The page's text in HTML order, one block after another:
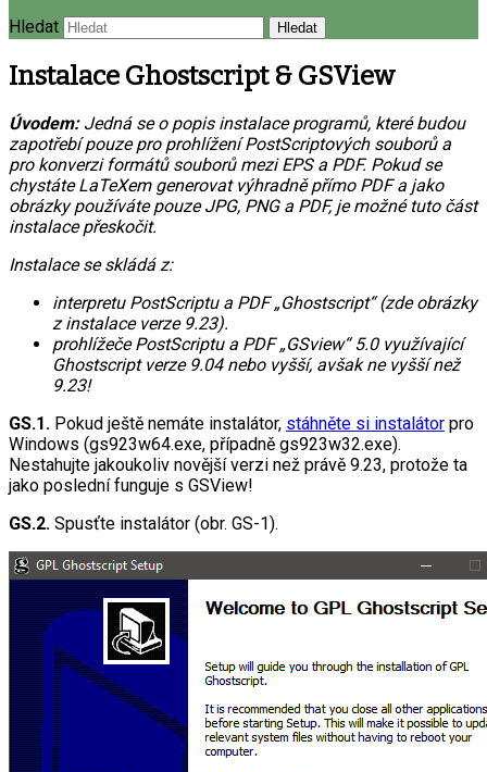
Hledat
Instalace Ghostscript & GSView
Úvodem:Jedná se o popis instalace programů, které budou
zapotřebí pouze pro prohlížení PostScriptových souborů a
pro konverzi formátů souborů mezi EPS a PDF. Pokud se
chystáte LaTeXem generovat výhradně přímo PDF a jako
obrázky používáte pouze JPG, PNG a PDF, je možné tuto část
instalace přeskočit.
Instalace se skládá z:
interpretu PostScriptu a PDF „Ghostscript“ (zde obrázky
z instalace verze 9.23).
prohlížeče PostScriptu a PDF „GSview“ 5.0 využívající
Ghostscript verze 9.04 nebo vyšší, avšak ne vyšší než
9.23!
GS.1. Pokud ještě nemáte instalátor, stáhněte si instalátor pro
Windows (gs923w64.exe, případně gs923w32.exe).
Nestahujte jakoukoliv novější verzi než právě 9.23, protože ta
jako poslední funguje s GSView!
GS.2. Spusťte instalátor (obr. GS-1).